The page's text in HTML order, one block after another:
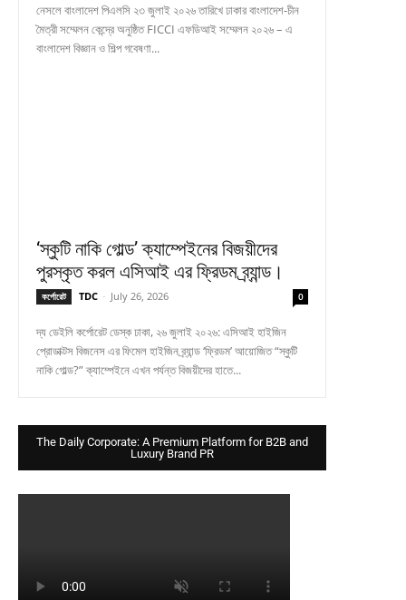
নেসলে বাংলাদেশ পিএলসি ২৩ জুলাই ২০২৬ তারিখে ঢাকার বাংলাদেশ-চীন
মৈত্রী সম্মেলন কেন্দ্রে অনুষ্ঠিত FICCI এফডিআই সম্মেলন ২০২৬ – এ
বাংলাদেশ বিজ্ঞান ও শিল্প গবেষণা...
‘স্কুটি নাকি গোল্ড’ ক্যাম্পেইনের বিজয়ীদের
পুরস্কৃত করল এসিআই এর ফ্রিডম ব্র্যান্ড।
কর্পোরেট TDC - July 26, 2026 0
দ্য ডেইলি কর্পোরেট ডেস্ক ঢাকা, ২৬ জুলাই ২০২৬: এসিআই হাইজিন
প্রোডাক্টস বিজনেস এর ফিমেল হাইজিন ব্র্যান্ড ‘ফ্রিডম’ আয়োজিত “স্কুটি
নাকি গোল্ড?” ক্যাম্পেইনে এখন পর্যন্ত বিজয়ীদের হাতে...
The Daily Corporate: A Premium Platform for B2B and
Luxury Brand PR